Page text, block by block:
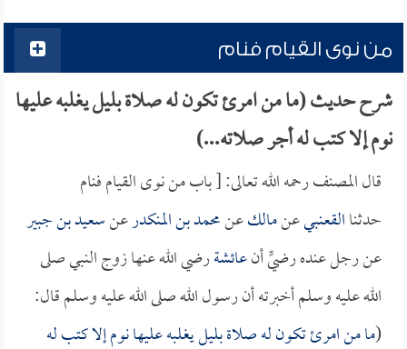
من نوى القيام فنام
شرح حديث (ما من امرئ تكون له صلاة بليل يغلبه عليها
نوم إلا كتب له أجر صلاته...)
قال المصنف رحمه الله تعالى: [ باب من نوى القيام فنام
حدثناالقعنبيعنمالكعنمحمد بن المنكدرعنسعيد بن جبير
عن رجل عنده رضيٍّ أنعائشةرضي الله عنها زوج النبي صلى
الله عليه وسلم أخبرته أن رسول الله صلى الله عليه وسلم قال:
(ما من امرئ تكون له صلاة بليل يغلبه عليها نوم إلا كتب له